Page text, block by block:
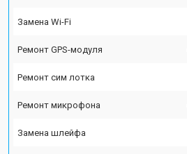
Замена Wi-Fi
Ремонт GPS-модуля
Ремонт сим лотка
Ремонт микрофона
Замена шлейфа